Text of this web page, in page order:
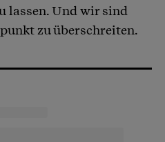
lassen. Und wir sind
zu überschreiten.